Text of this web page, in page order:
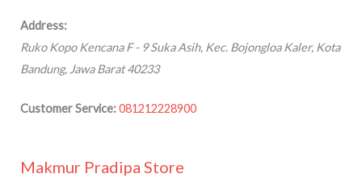
Address:
Ruko Kopo Kencana F - 9 Suka Asih, Kec. Bojongloa Kaler, Kota
Bandung,Jawa Barat 40233
Customer Service:081212228900
Makmur Pradipa Store